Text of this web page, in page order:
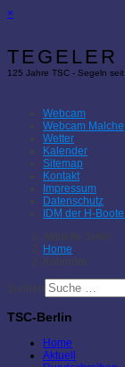
×
TEGELER
125 Jahre TSC - Segeln
Webcam
Webcam Malche
Wetter
Kalender
Sitemap
Kontakt
Impressum
Datenschutz
IDM der H-
Aktuelle Seite:
Home
Kalender
Suchen
TSC-Berlin
Home
Aktuell